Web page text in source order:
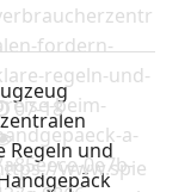
Regeln und
fordern-
regeln-und-
beim-
a-
0e7b-
07-18
www.spie